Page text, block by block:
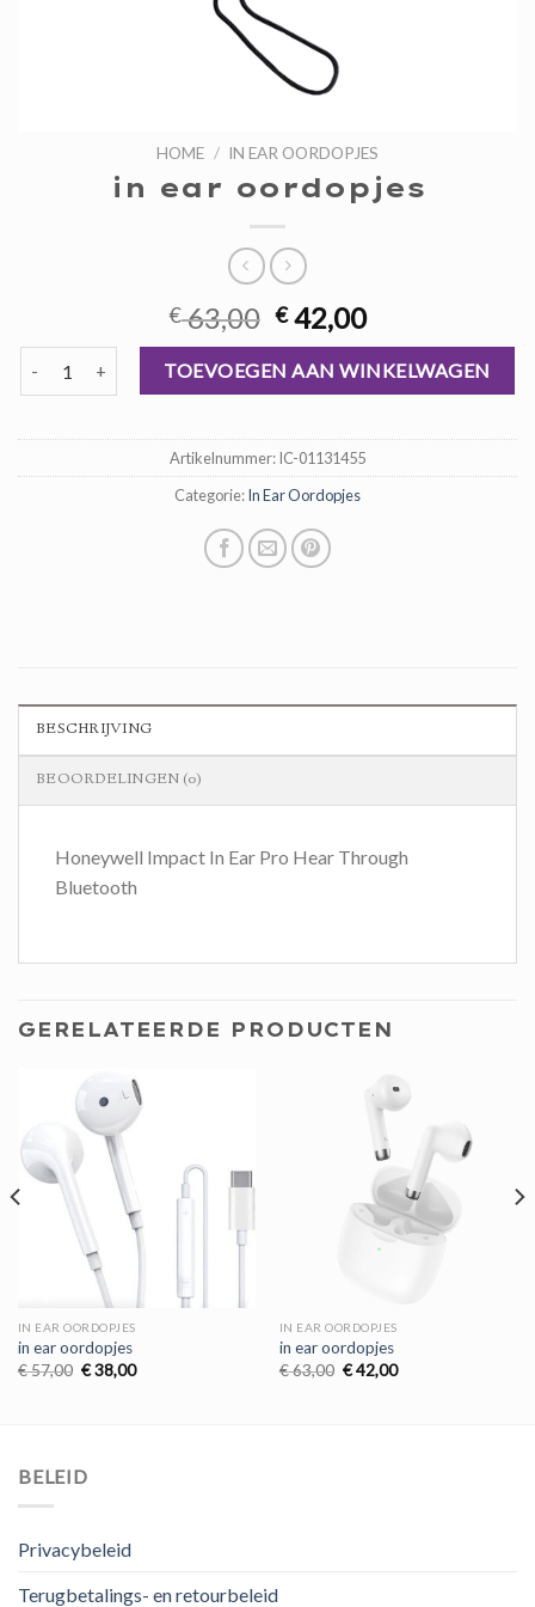
HOME / IN EAR OORDOPJES
in ear oordopjes
€63,00 Oorspronkelijke
prijs
was:
€ 63,00.
€42,00Huidige
prijs
is:
€ 42,00.
in ear oordopjes aantalTOEVOEGEN AAN WINKELWAGEN
Artikelnummer:IC-01131455
Categorie:In Ear Oordopjes
BESCHRIJVING
BEOORDELINGEN (0)
Honeywell Impact In Ear Pro Hear Through
Bluetooth
GERELATEERDE PRODUCTEN
IN EAR OORDOPJES
in ear oordopjes
€57,00 Oorspronkelijke
€38,00Huidige
IN EAR OORDOPJES
in ear oordopjes
€63,00 Oorspronkelijke
€42,00Huidige
BELEID
Privacybeleid
Terugbetalings- en retourbeleid